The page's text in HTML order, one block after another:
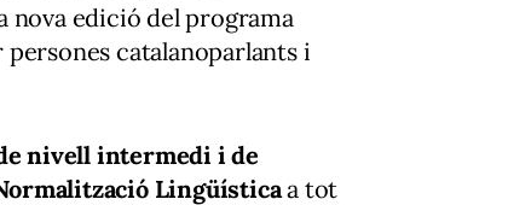
nova edició del programa
catalanoparlants i
nivell intermedi i de
Lingüísticaa tot